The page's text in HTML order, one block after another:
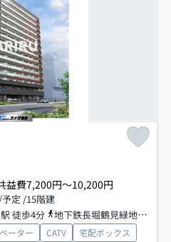
益費7,200円～10,200円
定 /15階建
徒歩4分
地下鉄長堀鶴見緑地「谷町六丁目」駅 徒歩4分
ーター CATV
宅配ボックス